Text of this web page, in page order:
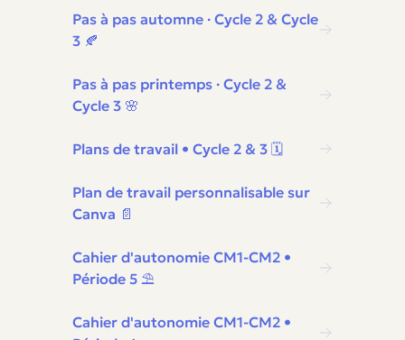
Pas à pas automne · Cycle 2 & Cycle
3 🍂
Pas à pas printemps · Cycle 2 &
Cycle 3 🌸
Plans de travail • Cycle 2 & 3 🗓️
Plan de travail personnalisable sur
Canva 📄
Cahier d'autonomie CM1-CM2 •
Période 5 ⛱️
Cahier d'autonomie CM1-CM2 •